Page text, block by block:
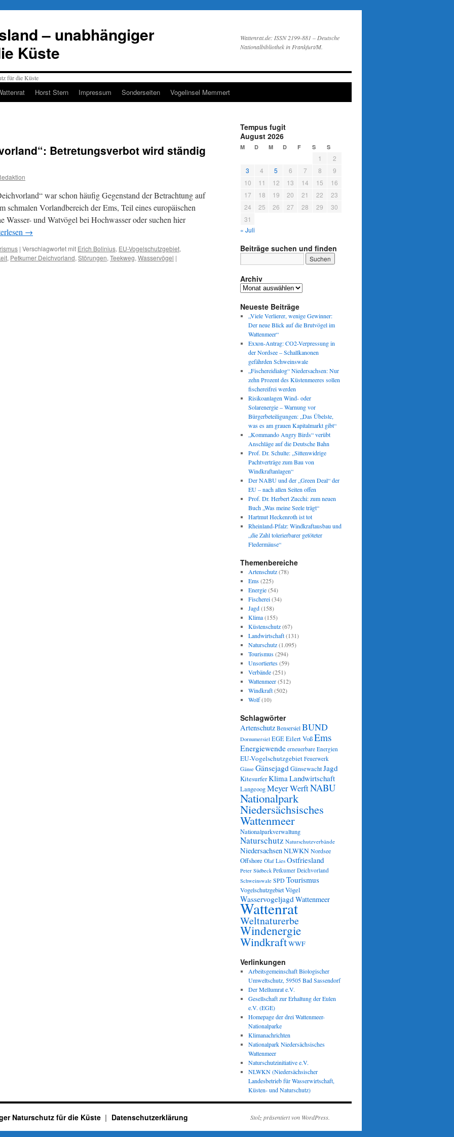
– unabhängiger
Küste
Wattenrat.de: ISSN 2199-881 – Deutsche
Nationalbibliothek in Frankfurt/M.
Horst Stern Impressum Sonderseiten Vogelinsel Memmert
Betretungsverbot wird ständig
war schon häufig Gegenstand der Betrachtung auf
schmalen Vorlandbereich der Ems, Teil eines europäischen
Wasser- und Watvögel bei Hochwasser oder suchen hier
→
| Verschlagwortet mit Erich Bolinius, EU-Vogelschutzgebiet,
, Petkumer Deichvorland, Störungen, Teekweg, Wasservögel |
Tempus fugit
August 2026
M D M D F S S
1
2
3
4 5 6 7 8
9
10
11 12 13 14 15
16
17
18 19 20 21 22
23
24
25 26 27 28 29
30
31
« Juli
Beiträge suchen und finden
Archiv
Archiv
Neueste Beiträge
„Viele Verlierer, wenige Gewinner:
Der neue Blick auf die Brutvögel im
Wattenmeer“
Exxon-Antrag: CO2-Verpressung in
der Nordsee – Schallkanonen
gefährden Schweinswale
„Fischereidialog“ Niedersachsen: Nur
zehn Prozent des Küstenmeeres sollen
fischereifrei werden
Risikoanlagen Wind- oder
Solarenergie – Warnung vor
Bürgerbeteiligungen: „Das Übelste,
was es am grauen Kapitalmarkt gibt“
„Kommando Angry Birds“ verübt
Anschläge auf die Deutsche Bahn
Prof. Dr. Schulte: „Sittenwidrige
Pachtverträge zum Bau von
Windkraftanlagen“
Der NABU und der „Green Deal“ der
EU – nach allen Seiten offen
Prof. Dr. Herbert Zucchi: zum neuen
Buch „Was meine Seele trägt“
Hartmut Heckenroth ist tot
Rheinland-Pfalz: Windkraftausbau und
„die Zahl tolerierbarer getöteter
Fledermäuse“
Themenbereiche
Artenschutz(78)
Ems(225)
Energie(54)
Fischerei(34)
Jagd(158)
Klima(155)
Küstenschutz(67)
Landwirtschaft(131)
Naturschutz(1.095)
Tourismus(294)
Unsortiertes(59)
Verbände(251)
Wattenmeer(512)
Windkraft(502)
Wolf(10)
Schlagwörter
Artenschutz Bensersiel BUND
Dornumersiel EGEEilert VoßEms
Energiewende erneuerbare Energien
EU-Vogelschutzgebiet Feuerwerk
Gänse GänsejagdGänsewachtJagd
KitesurferKlimaLandwirtschaft
LangeoogMeyer WerftNABU
Nationalpark
Niedersächsisches
Wattenmeer
Nationalparkverwaltung
Naturschutz Naturschutzverbände
NiedersachsenNLWKNNordsee
Offshore Olaf Lies Ostfriesland
Peter Südbeck Petkumer Deichvorland
Schweinswale SPDTourismus
VogelschutzgebietVögel
WasservogeljagdWattenmeer
Wattenrat
Weltnaturerbe
Windenergie
WindkraftWWF
Verlinkungen
Arbeitsgemeinschaft Biologischer
Umweltschutz, 59505 Bad Sassendorf
Der Mellumrat e.V.
Gesellschaft zur Erhaltung der Eulen
e.V. (EGE)
Homepage der drei Wattenmeer-
Nationalparke
Klimanachrichten
Nationalpark Niedersächsisches
Wattenmeer
Naturschutzinitiative e.V.
NLWKN (Niedersächsischer
Landesbetrieb für Wasserwirtschaft,
Küsten- und Naturschutz)
Naturschutz für die Küste Datenschutzerklärung Stolz präsentiert von WordPress.